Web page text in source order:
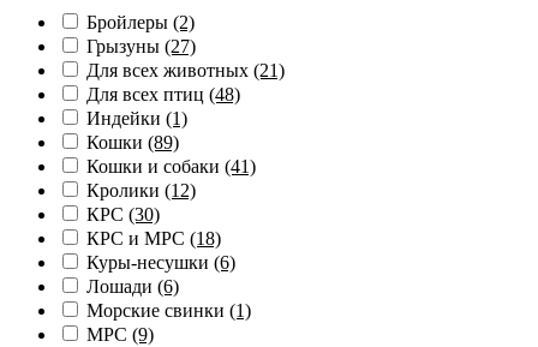
Бройлеры (2)
Грызуны (27)
Для всех животных (21)
Для всех птиц (48)
Индейки (1)
Кошки (89)
Кошки и собаки (41)
Кролики (12)
КРС (30)
КРС и МРС (18)
Куры-несушки (6)
Лошади (6)
Морские свинки (1)
МРС (9)